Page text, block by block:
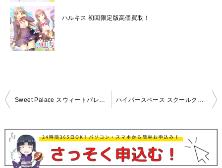
ハルキス 初回限定版高価買取！
投
ナ
ゲ
Sweet Palace スウィートパレス 高価買取！ ハイパースペース スクールクエスト ～ヒロイン～ 高価買取！